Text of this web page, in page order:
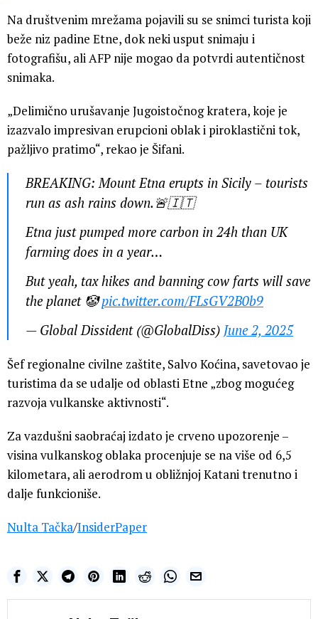
Na društvenim mrežama pojavili su se snimci turista koji
beže niz padine Etne, dok neki usput snimaju i
fotografišu, ali AFP nije mogao da potvrdi autentičnost
snimaka.
„Delimično urušavanje Jugoistočnog kratera, koje je
izazvalo impresivan erupcioni oblak i piroklastični tok,
pažljivo pratimo“, rekao je Šifani.
BREAKING: Mount Etna erupts in Sicily – tourists
run as ash rains down.🚨🇮🇹
Etna just pumped more carbon in 24h than UK
farming does in a year…
But yeah, tax hikes and banning cow farts will save
the planet 🤡pic.twitter.com/FLsGV2B0b9
— Global Dissident (@GlobalDiss) June 2, 2025
Šef regionalne civilne zaštite, Salvo Koćina, savetovao je
turistima da se udalje od oblasti Etne „zbog mogućeg
razvoja vulkanske aktivnosti“.
Za vazdušni saobraćaj izdato je crveno upozorenje –
visina vulkanskog oblaka procenjuje se na više od 6,5
kilometara, ali aerodrom u obližnjoj Katani trenutno i
dalje funkcioniše.
Nulta Tačka/InsiderPaper